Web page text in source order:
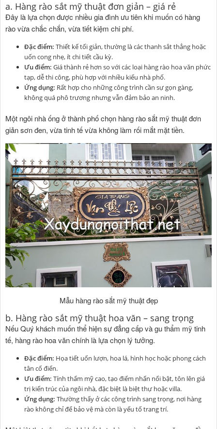
a. Hàng rào sắt mỹ thuật đơn giản – giá rẻ
Đây là lựa chọn được nhiều gia đình ưu tiên khi muốn có hàng
rào vừa chắc chắn, vừa tiết kiệm chi phí.
Đặc điểm: Thiết kế tối giản, thường là các thanh sắt thẳng hoặc
uốn cong nhẹ, ít chi tiết cầu kỳ.
Ưu điểm: Giá thành rẻ hơn so với các loại hàng rào hoa văn phức
tạp, dễ thi công, phù hợp với nhiều kiểu nhà phố.
Ứng dụng: Rất hợp cho những công trình cần sự gọn gàng,
không quá phô trương nhưng vẫn đảm bảo an ninh.
Một ngôi nhà ống ở thành phố chọn hàng rào sắt mỹ thuật đơn
giản sơn đen, vừa tinh tế vừa không làm rối mắt mặt tiền.
Mẫu hàng rào sắt mỹ thuật đẹp
b. Hàng rào sắt mỹ thuật hoa văn – sang trọng
Nếu Quý khách muốn thể hiện sự đẳng cấp và gu thẩm mỹ tinh
tế, hàng rào hoa văn chính là lựa chọn lý tưởng.
Đặc điểm: Họa tiết uốn lượn, hoa lá, hình học hoặc phong cách
tân cổ điển.
Ưu điểm: Tính thẩm mỹ cao, tạo điểm nhấn nổi bật, tôn lên giá
trị kiến trúc của ngôi nhà, đặc biệt là biệt thự hoặc villa.
Ứng dụng: Thường thấy ở các công trình sang trọng, nơi hàng
rào không chỉ để bảo vệ mà còn là yếu tố trang trí.